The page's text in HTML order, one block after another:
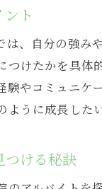
ト
は、自分の強み
つけたかを具
験やコミュニ
ように成長した
つける秘訣